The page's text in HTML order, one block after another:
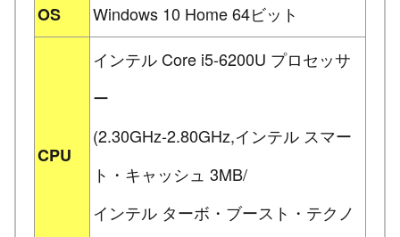
OS
Windows 10 Home 64ビット
CPU
インテル Core i5-6200U プロセッサ
ー
(2.30GHz-2.80GHz,インテル スマー
ト・キャッシュ 3MB/
インテル ターボ・ブースト・テクノ